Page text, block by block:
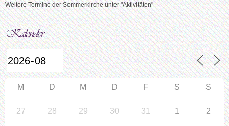
Weitere Termine der Sommerkirche unter "Aktivitäten"
M D M D F S S
27 28 29 30 31 1 2